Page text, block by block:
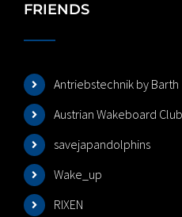
FRIENDS
Antriebstechnik by Barth
Austrian Wakeboard
savejapandolphins
Wake_up
RIXEN